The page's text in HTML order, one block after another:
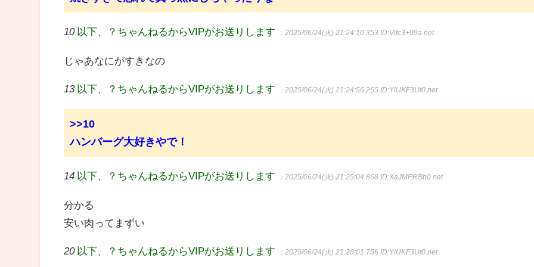
10 以下、？ちゃんねるからVIPがお送りします ：2025/06/24(火) 21:24:10.353ID:Vifc3+99a.net
じゃあなにがすきなの
13 以下、？ちゃんねるからVIPがお送りします ：2025/06/24(火) 21:24:56.265ID:YlUKF3Ut0.net
>>10
ハンバーグ大好きやで！
14 以下、？ちゃんねるからVIPがお送りします ：2025/06/24(火) 21:25:04.868ID:XaJMPRBb0.net
分かる
安い肉ってまずい
20 以下、？ちゃんねるからVIPがお送りします ：2025/06/24(火) 21:26:01.756ID:YlUKF3Ut0.net